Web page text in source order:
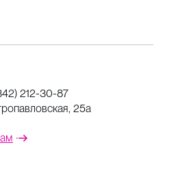
212-30-87
25а